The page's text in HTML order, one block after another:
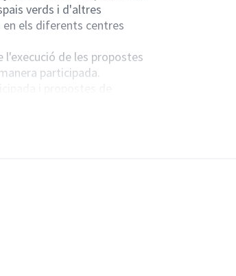
verds i d'altres
els diferents centres
l'execució de les propostes
participada.
en els